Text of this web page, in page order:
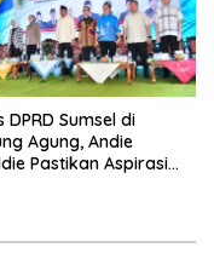
DPRD Sumsel di
Agung, Andie
Pastikan Aspirasi